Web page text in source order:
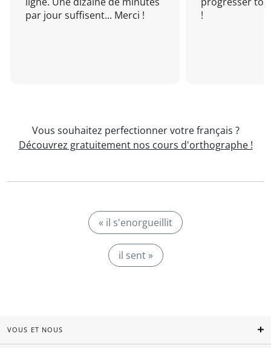
par jour suffisent... Merci !
!
Vous souhaitez perfectionner votre français ?
Découvrez gratuitement nos cours d'orthographe !
« il s'enorgueillit
il sent »
VOUS ET NOUS